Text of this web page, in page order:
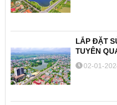
LẮP ĐẶT
TUYÊN
02-01-